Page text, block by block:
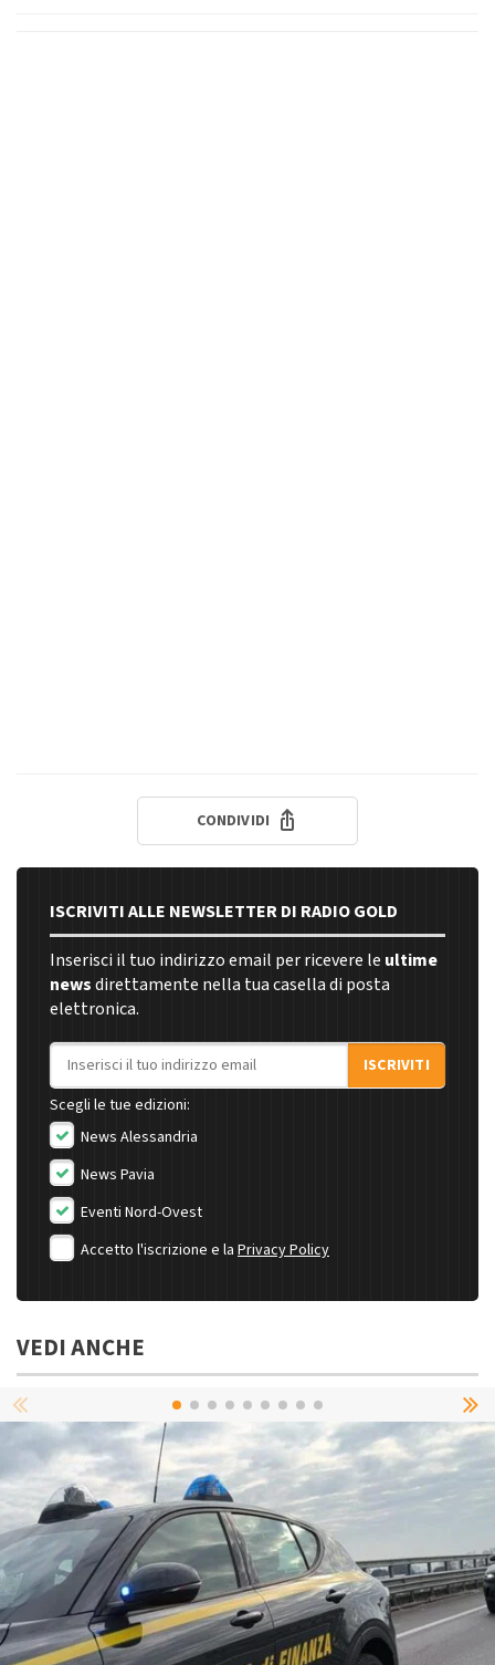
CONDIVIDI
ISCRIVITI ALLE NEWSLETTER DI RADIO GOLD
Inserisci il tuo indirizzo email per ricevere le ultime
newsdirettamente nella tua casella di posta
elettronica.
Indirizzo email
ISCRIVITI
Scegli le tue edizioni:
News Alessandria
News Pavia
Eventi Nord-Ovest
Accetto l'iscrizione e la Privacy Policy
VEDI ANCHE